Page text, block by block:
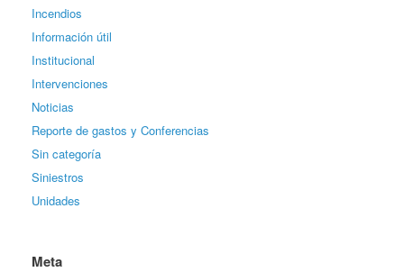
Incendios
Información útil
Institucional
Intervenciones
Noticias
Reporte de gastos y Conferencias
Sin categoría
Siniestros
Unidades
Meta